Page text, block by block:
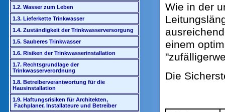
1.2. Wasser zum Leben
1.3. Lieferkette Trinkwasser
1.4. Zuständigkeit der Trinkwasserversorgung
1.5. Sauberes Trinkwasser
1.6. Risiken der Trinkwasserinstallation
1.7. Rechtsgrundlage der
Trinkwasserverordnung
1.8. Betreiberverantwortung für die
Hausinstallation
1.9. Haftungsrisiken für Architekten,
Fachplaner, Installateure und Betreiber
Wie in der
einem
Die